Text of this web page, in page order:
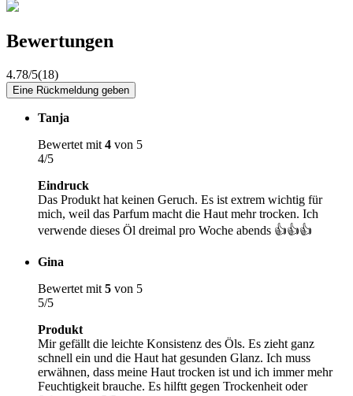
Bewertungen
4.78/5(18)
Eine Rückmeldung geben
Tanja
Bewertet mit 4 von 5
4/5
Eindruck
Das Produkt hat keinen Geruch. Es ist extrem wichtig für
mich, weil das Parfum macht die Haut mehr trocken. Ich
verwende dieses Öl dreimal pro Woche abends 👍👍👍
Gina
Bewertet mit 5 von 5
5/5
Produkt
Mir gefällt die leichte Konsistenz des Öls. Es zieht ganz
schnell ein und die Haut hat gesunden Glanz. Ich muss
erwähnen, dass meine Haut trocken ist und ich immer mehr
Feuchtigkeit brauche. Es hilftt gegen Trockenheit oder